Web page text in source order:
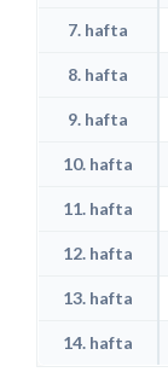
7. hafta
8. hafta
9. hafta
10. hafta
11. hafta
12. hafta
13. hafta
14. hafta